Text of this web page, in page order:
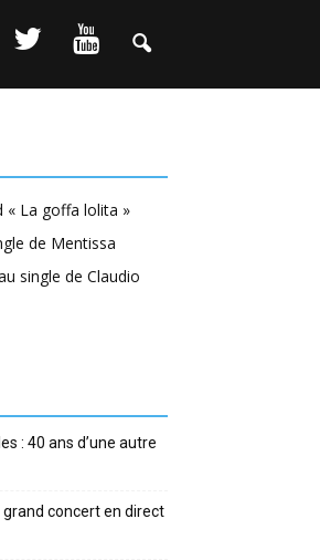
« La goffa lolita »
de Mentissa
single de Claudio
: 40 ans d’une autre
concert en direct